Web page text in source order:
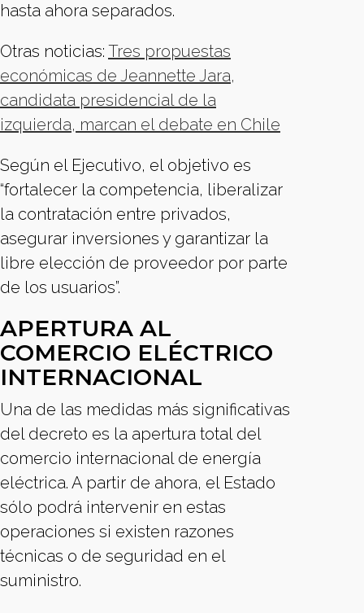
hasta ahora separados.
Otras noticias: Tres propuestas
económicas de Jeannette Jara,
candidata presidencial de la
izquierda, marcan el debate en Chile
Según el Ejecutivo, el objetivo es
“fortalecer la competencia, liberalizar
la contratación entre privados,
asegurar inversiones y garantizar la
libre elección de proveedor por parte
de los usuarios”.
APERTURA AL
COMERCIO ELÉCTRICO
INTERNACIONAL
Una de las medidas más significativas
del decreto es la apertura total del
comercio internacional de energía
eléctrica. A partir de ahora, el Estado
sólo podrá intervenir en estas
operaciones si existen razones
técnicas o de seguridad en el
suministro.